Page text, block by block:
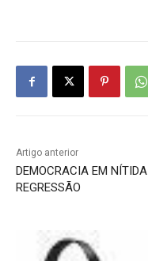
Artigo anterior
DEMOCRACIA EM NÍTIDA
REGRESSÃO